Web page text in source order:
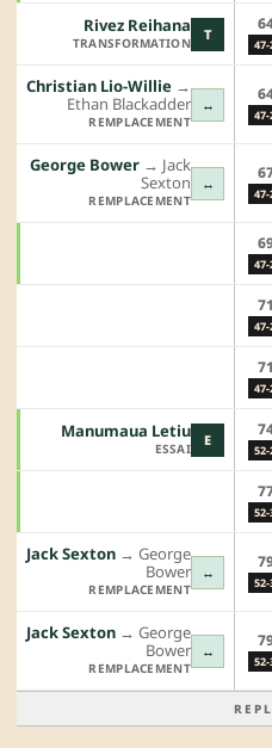
T
Rivez Reihana
TRANSFORMATION 47-
↔
Christian Lio-Willie →︎
Ethan Blackadder
REMPLACEMENT 47-
↔
George Bower →︎ Jack
Sexton
REMPLACEMENT 47-
47-
47-
47-
E
Manumaua Letiu
ESSAI 52-
52-
↔
Jack Sexton →︎ George
Bower
REMPLACEMENT 52-
↔
Jack Sexton →︎ George
Bower
REMPLACEMENT 52-